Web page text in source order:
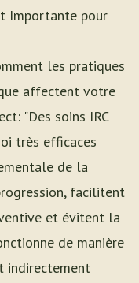
Importante pour
les pratiques
affectent votre
"Des soins IRC
très efficaces
de la
facilitent
et évitent la
de manière
indirectement